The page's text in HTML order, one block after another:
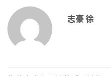
志豪 徐